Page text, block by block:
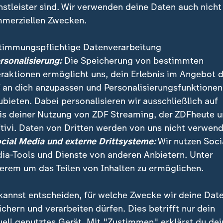
den Prager Stadtvätern reicht es. Sie
den Garaus und so die Stadt attraktiver für ein
sind. Wir verwenden deine Daten auch nicht
Zwecken.
Datenverarbeitung
Die Speicherung von bestimmten
ermöglicht uns, dein Erlebnis im Angebot
an dich anzupassen und Personalisierungsfunktionen
Dabei personalisieren wir ausschließlich auf
deiner Nutzung von ZDF Streaming, der ZDFheute
Daten von Dritten werden von uns nicht
Media und externe Drittsysteme:Wir nutzen
Tools und Dienste von anderen Anbietern. Unter
um das Teilen von Inhalten zu ermöglichen.
entscheiden, für welche Zwecke wir deine
und verarbeiten dürfen. Dies betrifft nur dein